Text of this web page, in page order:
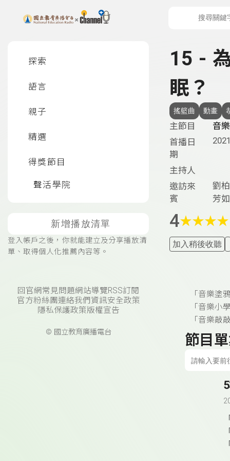
上方功能區塊
探索
語言
親子
精選
得獎節目
聲活學院
新增播放清單
登入帳戶之後，你就能建立及分享播放清
單、取得個人化推薦內容等。
回官網常見問題網站導覽RSS訂閱
官方粉絲團連絡我們 資訊安全政策
隱私保護政策版權宣告
© 國立教育廣播電台
15 -
眠？
搖籃曲 動畫
主節目
音
首播日
期
主持人
邀訪來
賓
劉
芳
4★★★★
加入稍後收聽
「音樂塗
「音樂小
「音樂敲
節目